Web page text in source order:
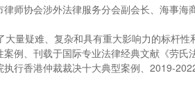
师协会涉外法律服务分会副会长、海事海
大量疑难、复杂和具有重大影响力的标杆
案例、刊载于国际专业法律经典文献《劳
行香港仲裁裁决十大典型案例、2019-